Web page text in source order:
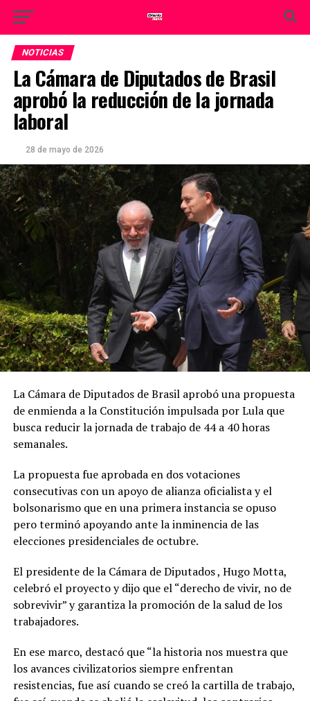
NOTICIAS
La Cámara de Diputados de Brasil
aprobó la reducción de la jornada
laboral
28 de mayo de 2026
La Cámara de Diputados de Brasil aprobó una propuesta
de enmienda a la Constitución impulsada por Lula que
busca reducir la jornada de trabajo de 44 a 40 horas
semanales.
La propuesta fue aprobada en dos votaciones
consecutivas con un apoyo de alianza oficialista y el
bolsonarismo que en una primera instancia se opuso
pero terminó apoyando ante la inminencia de las
elecciones presidenciales de octubre.
El presidente de la Cámara de Diputados , Hugo Motta,
celebró el proyecto y dijo que el “derecho de vivir, no de
sobrevivir” y garantiza la promoción de la salud de los
trabajadores.
En ese marco, destacó que “la historia nos muestra que
los avances civilizatorios siempre enfrentan
resistencias, fue así cuando se creó la cartilla de trabajo,